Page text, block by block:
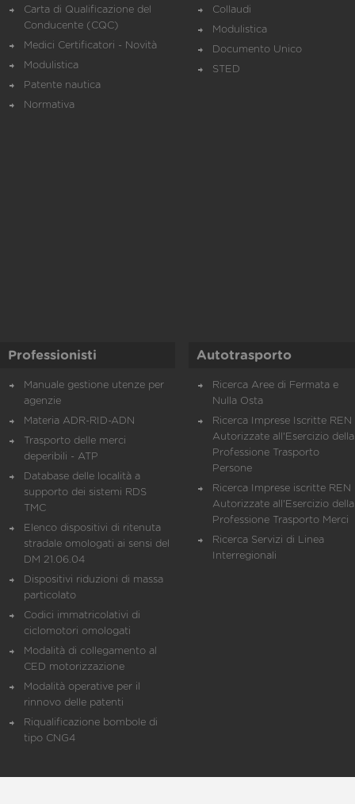
Carta di Qualificazione del
Conducente (CQC)
Medici Certificatori - Novità
Modulistica
Patente nautica
Normativa
Collaudi
Modulistica
Documento Unico
STED
Professionisti
Manuale gestione utenze per
agenzie
Materia ADR-RID-ADN
Trasporto delle merci
deperibili - ATP
Database delle località a
supporto dei sistemi RDS
TMC
Elenco dispositivi di ritenuta
stradale omologati ai sensi del
DM 21.06.04
Dispositivi riduzioni di massa
particolato
Codici immatricolativi di
ciclomotori omologati
Modalità di collegamento al
CED motorizzazione
Modalità operative per il
rinnovo delle patenti
Riqualificazione bombole di
tipo CNG4
Autotrasporto
Ricerca Aree di Fermata e
Nulla Osta
Ricerca Imprese Iscritte REN
Autorizzate all'Esercizio della
Professione Trasporto
Persone
Ricerca Imprese iscritte REN
Autorizzate all'Esercizio della
Professione Trasporto Merci
Ricerca Servizi di Linea
Interregionali